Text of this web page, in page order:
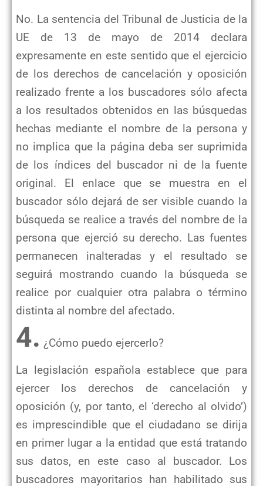
No. La sentencia del Tribunal de Justicia de la
UE de 13 de mayo de 2014 declara
expresamente en este sentido que el ejercicio
de los derechos de cancelación y oposición
realizado frente a los buscadores sólo afecta
a los resultados obtenidos en las búsquedas
hechas mediante el nombre de la persona y
no implica que la página deba ser suprimida
de los índices del buscador ni de la fuente
original. El enlace que se muestra en el
buscador sólo dejará de ser visible cuando la
búsqueda se realice a través del nombre de la
persona que ejerció su derecho. Las fuentes
permanecen inalteradas y el resultado se
seguirá mostrando cuando la búsqueda se
realice por cualquier otra palabra o término
distinta al nombre del afectado.
4. ¿Cómo puedo ejercerlo?
La legislación española establece que para
ejercer los derechos de cancelación y
oposición (y, por tanto, el ‘derecho al olvido’)
es imprescindible que el ciudadano se dirija
en primer lugar a la entidad que está tratando
sus datos, en este caso al buscador. Los
buscadores mayoritarios han habilitado sus